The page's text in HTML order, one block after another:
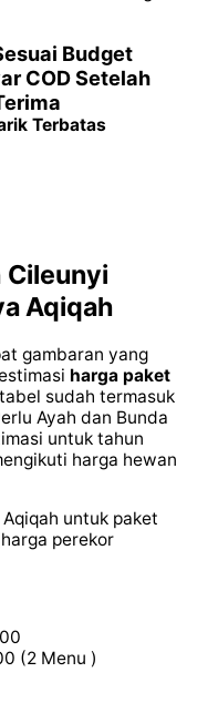
Budget
COD Setelah
Terbatas
Cileunyi
Aqiqah
gambaran yang
harga paket
sudah termasuk
Ayah dan Bunda
untuk tahun
harga hewan
untuk paket
perekor
(2 Menu )